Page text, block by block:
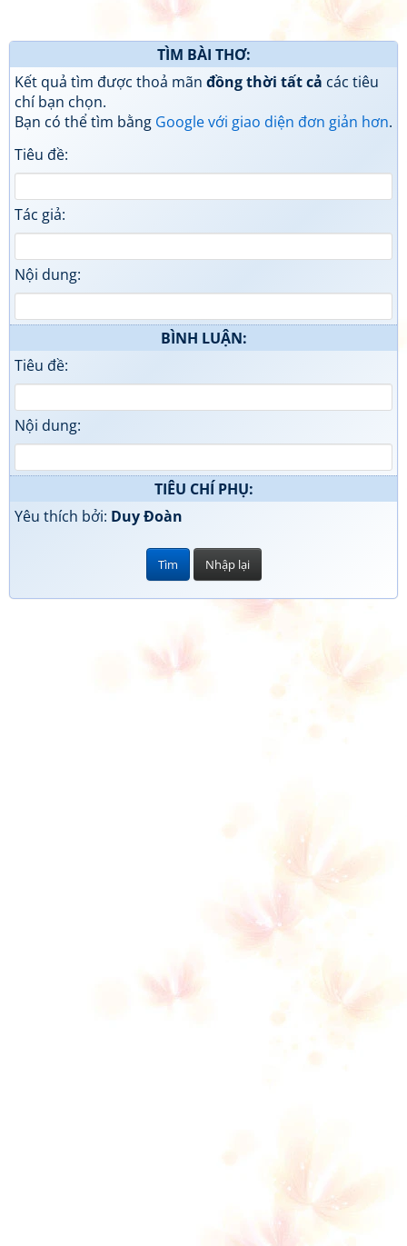
TÌM BÀI THƠ:
Kết quả tìm được thoả mãn đồng thời tất cả các tiêu
chí bạn chọn.
Bạn có thể tìm bằng Google với giao diện đơn giản hơn.
Tiêu đề:
Tác giả:
Nội dung:
BÌNH LUẬN:
Tiêu đề:
Nội dung:
TIÊU CHÍ PHỤ:
Yêu thích bởi: Duy Đoàn